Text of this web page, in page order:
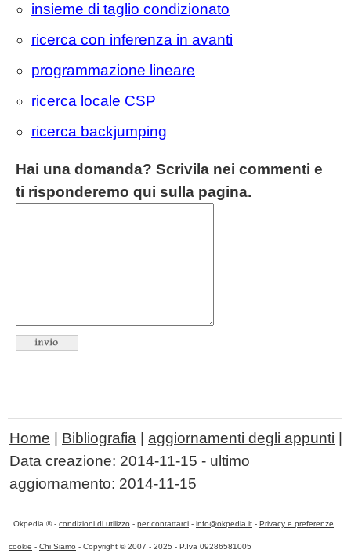
insieme di taglio condizionato
ricerca con inferenza in avanti
programmazione lineare
ricerca locale CSP
ricerca backjumping
Hai una domanda? Scrivila nei commenti e
ti risponderemo qui sulla pagina.
Home Bibliografia aggiornamenti degli appunti
Data creazione: 2014-11-15 - ultimo
aggiornamento: 2014-11-15
Okpedia ® - condizioni di utilizzo - per contattarci - info@okpedia.it - Privacy e preferenze
cookie - Chi Siamo - Copyright © 2007 - 2025 - P.Iva 09286581005